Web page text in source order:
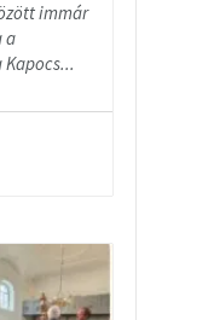
immár
a